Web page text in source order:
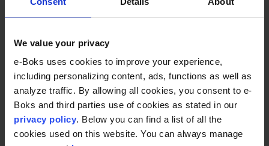
We value your privacy
e-Boks uses cookies to improve your experience,
including personalizing content, ads, functions as well as
analyze traffic. By allowing all cookies, you consent to e-
Boks and third parties use of cookies as stated in our
privacy policy. Below you can find a list of all the
cookies used on this website. You can always manage
Forsikring & Pension